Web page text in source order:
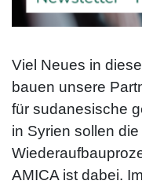
Viel Neues in
bauen unsere
für sudanesische
in Syrien sollen
AMICA ist dabei.